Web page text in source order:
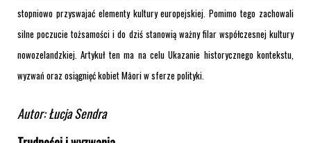
stopniowo przyswajać elementy kultury europejskiej. Pomimo tego zachowali
silne poczucie tożsamości i do dziś stanowią ważny filar współczesnej kultury
nowozelandzkiej.Artykuł ten ma na celuUkazanie historycznego kontekstu,
wyzwań oraz osiągnięć kobiet Māori w sferze polityki.
Autor: Łucja Sendra